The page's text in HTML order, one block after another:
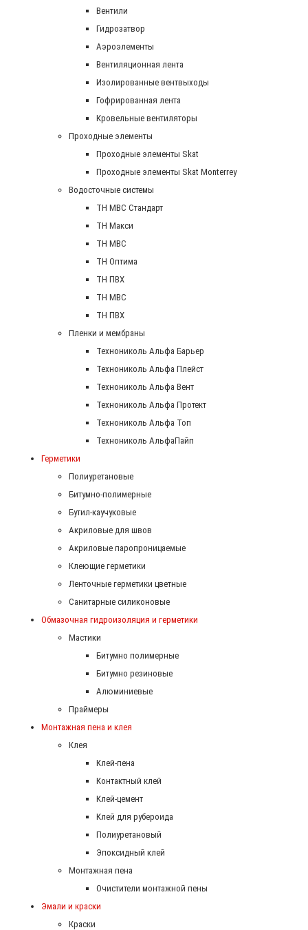
Вентили
Гидрозатвор
Аэроэлементы
Вентиляционная лента
Изолированные вентвыходы
Гофрированная лента
Кровельные вентиляторы
Проходные элементы
Проходные элементы Skat
Проходные элементы Skat Monterrey
Водосточные системы
TH MBC Стандарт
TH Макси
TH МВС
TH Оптима
TH ПВХ
ТН МВС
ТН ПВХ
Пленки и мембраны
Технониколь Альфа Барьер
Технониколь Альфа Плейст
Технониколь Альфа Вент
Технониколь Альфа Протект
Технониколь Альфа Топ
Технониколь АльфаПайп
Герметики
Полиуретановые
Битумно-полимерные
Бутил-каучуковые
Акриловые для швов
Акриловые паропроницаемые
Клеющие герметики
Ленточные герметики цветные
Санитарные силиконовые
Обмазочная гидроизоляция и герметики
Мастики
Битумно полимерные
Битумно резиновые
Алюминиевые
Праймеры
Монтажная пена и клея
Клея
Клей-пена
Контактный клей
Клей-цемент
Клей для рубероида
Полиуретановый
Эпоксидный клей
Монтажная пена
Очистители монтажной пены
Эмали и краски
Краски